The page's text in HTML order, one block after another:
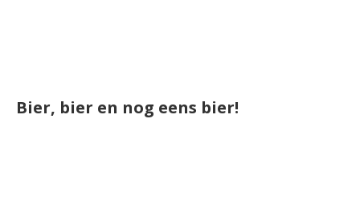
Bier, bier en nog eens bier!